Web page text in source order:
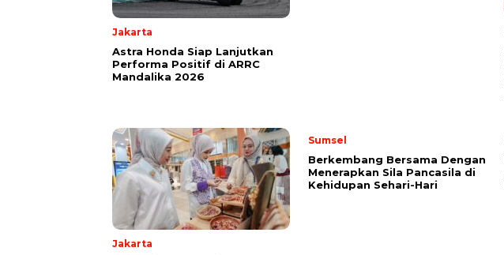
Jakarta
Astra Honda Siap Lanjutkan
Performa Positif di ARRC
Mandalika 2026
Jakarta
Sumsel
Berkembang Bersama Dengan
Menerapkan Sila Pancasila di
Kehidupan Sehari-Hari